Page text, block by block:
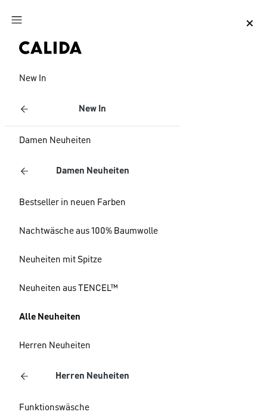
Zum Hauptinhalt springen
New In
New In
Damen Neuheiten
Damen Neuheiten
Bestseller in neuen Farben
Nachtwäsche aus 100% Baumwolle
Neuheiten mit Spitze
Neuheiten aus TENCEL™
Alle Neuheiten
Herren Neuheiten
Herren Neuheiten
Funktionswäsche